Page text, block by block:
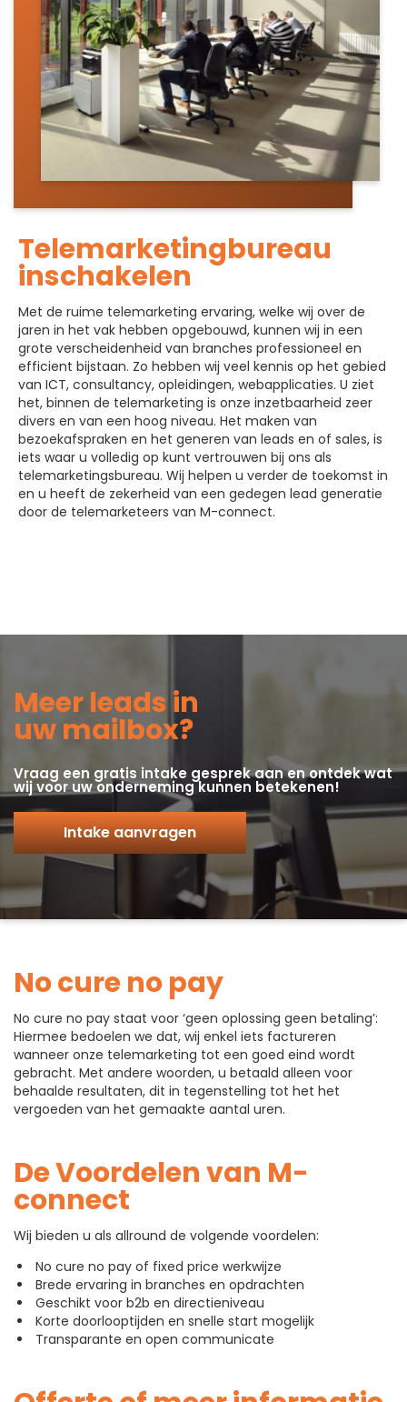
Telemarketingbureau
inschakelen
Met de ruime telemarketing ervaring, welke wij over de
jaren in het vak hebben opgebouwd, kunnen wij in een
grote verscheidenheid van branches professioneel en
efficient bijstaan. Zo hebben wij veel kennis op het gebied
van ICT, consultancy, opleidingen, webapplicaties. U ziet
het, binnen de telemarketing is onze inzetbaarheid zeer
divers en van een hoog niveau. Het maken van
bezoekafspraken en het generen van leads en of sales, is
iets waar u volledig op kunt vertrouwen bij ons als
telemarketingsbureau. Wij helpen u verder de toekomst in
en u heeft de zekerheid van een gedegen lead generatie
door de telemarketeers van M-connect.
Meer leads in
uw mailbox?
Vraag een gratis intake gesprek aan en ontdek wat
wij voor uw onderneming kunnen betekenen!
Intake aanvragen
No cure no pay
No cure no pay staat voor ‘geen oplossing geen betaling’:
Hiermee bedoelen we dat, wij enkel iets factureren
wanneer onze telemarketing tot een goed eind wordt
gebracht. Met andere woorden, u betaald alleen voor
behaalde resultaten, dit in tegenstelling tot het het
vergoeden van het gemaakte aantal uren.
De Voordelen van M-
connect
Wij bieden u als allround de volgende voordelen:
No cure no pay of fixed price werkwijze
Brede ervaring in branches en opdrachten
Geschikt voor b2b en directieniveau
Korte doorlooptijden en snelle start mogelijk
Transparante en open communicate